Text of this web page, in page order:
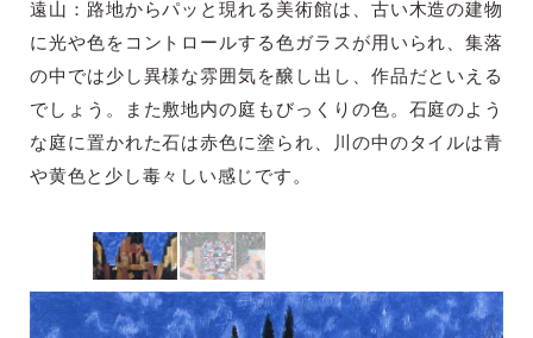
遠山：路地からパッと現れる美術館は、古い木造の建物
に光や色をコントロールする色ガラスが用いられ、集落
の中では少し異様な雰囲気を醸し出し、作品だといえる
でしょう。また敷地内の庭もびっくりの色。石庭のよう
な庭に置かれた石は赤色に塗られ、川の中のタイルは青
や黄色と少し毒々しい感じです。